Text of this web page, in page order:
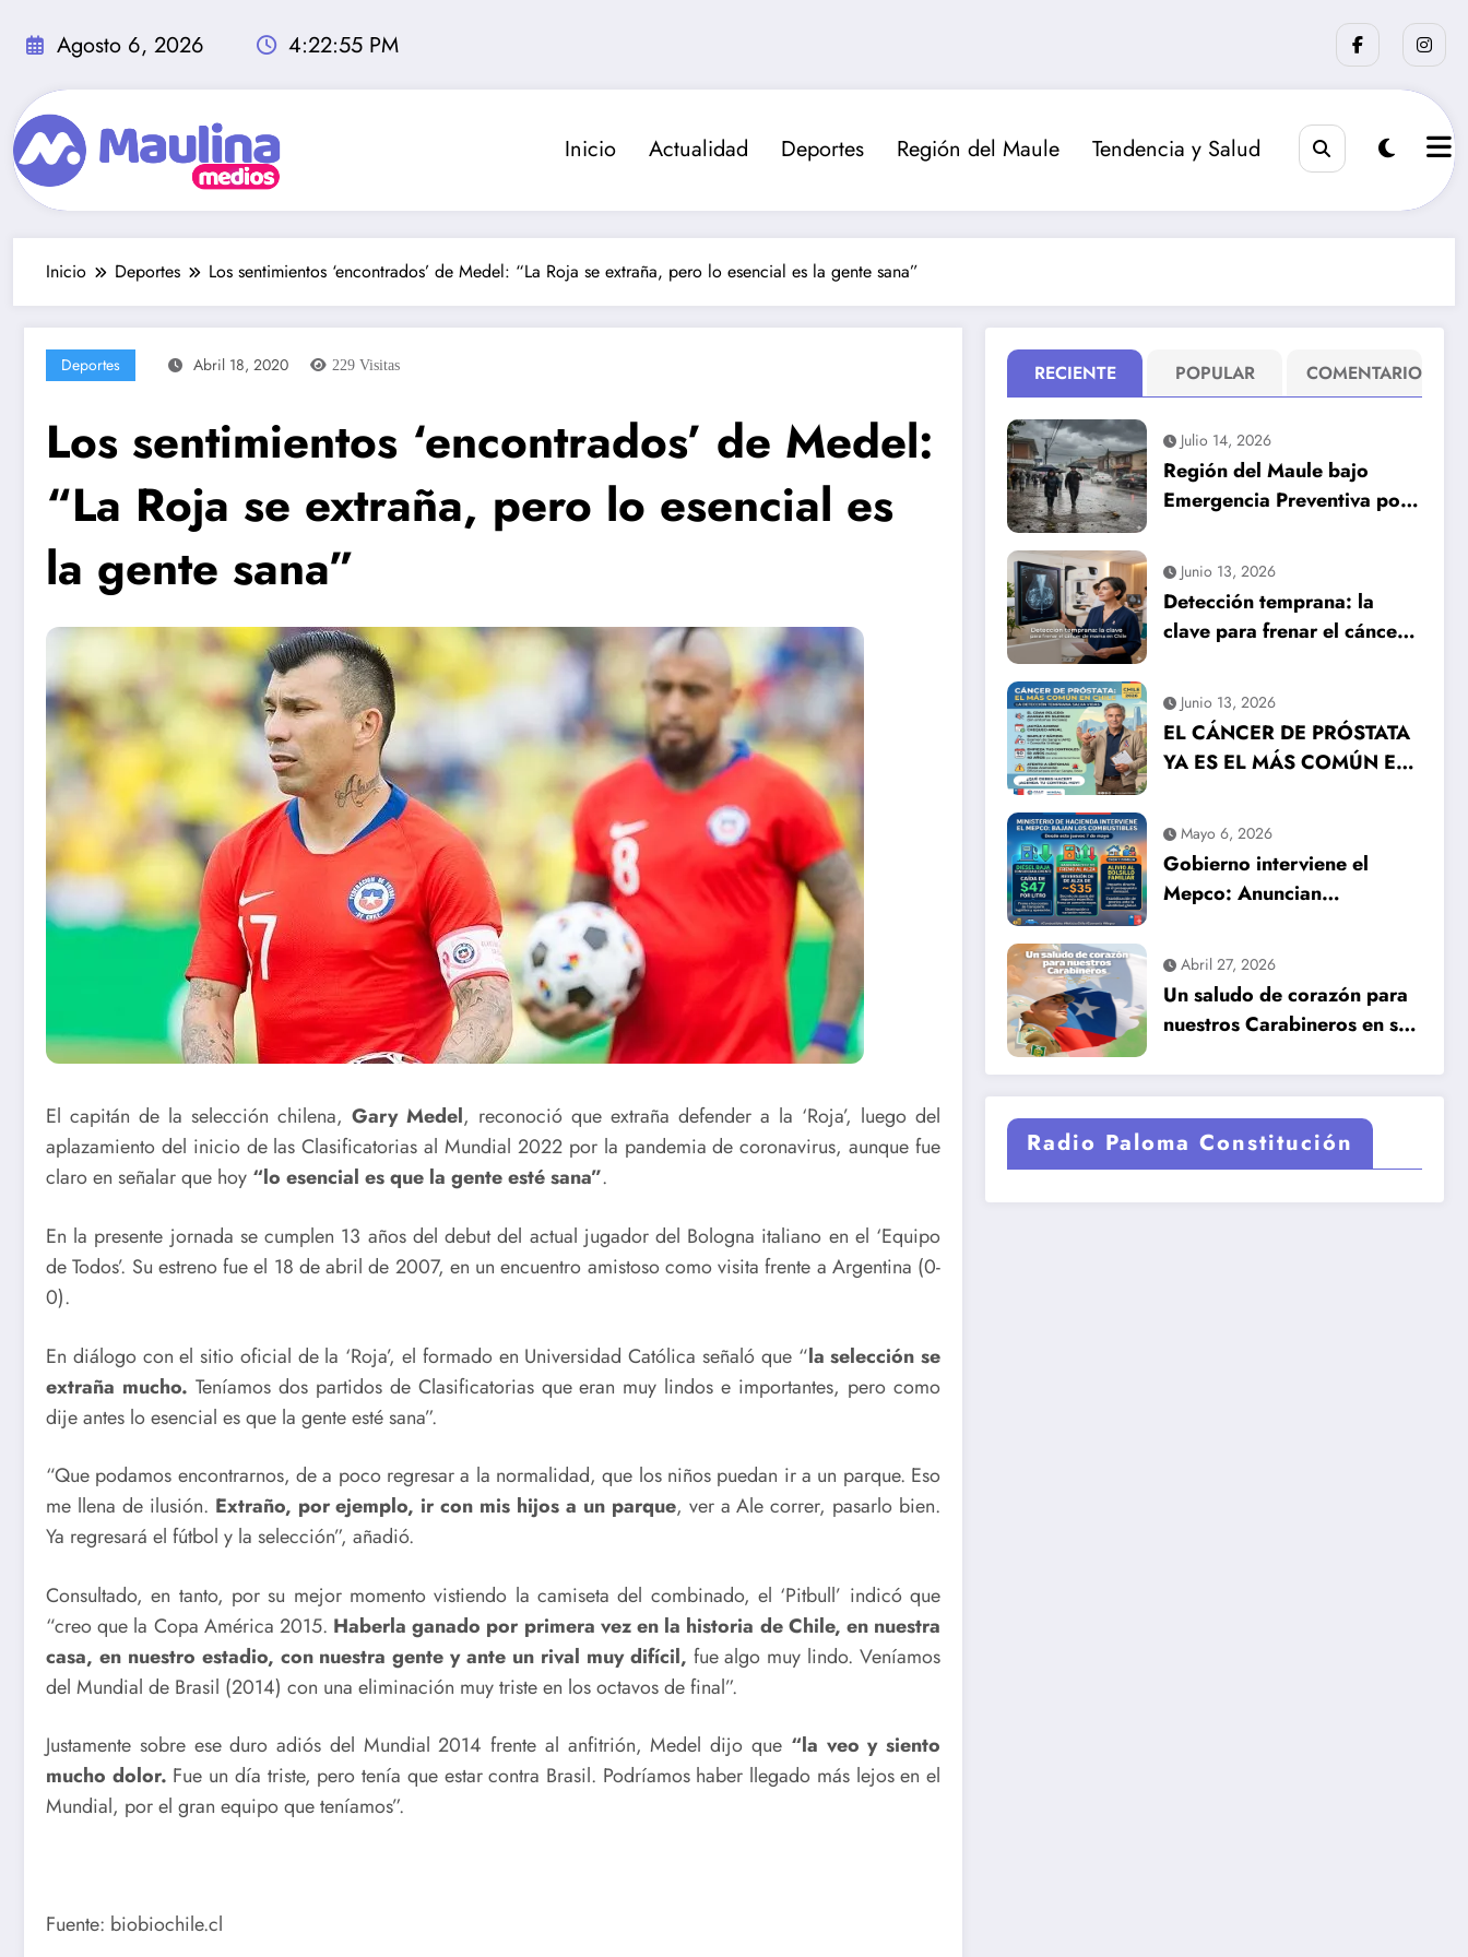
Agosto 6, 2026 4:22:56 PM
Inicio Actualidad Deportes Región del Maule Tendencia y Salud
Inicio Deportes Los sentimientos ‘encontrados’ de Medel: “La Roja se extraña, pero lo esencial es la gente sana”
Deportes Abril 18, 2020 229 Visitas
Los sentimientos ‘encontrados’ de Medel:
“La Roja se extraña, pero lo esencial es
la gente sana”
El capitán de la selección chilena,Gary Medel, reconoció que extraña defender a la ‘Roja’, luego del
aplazamiento del inicio de las Clasificatorias al Mundial 2022 por la pandemia de coronavirus, aunque fue
claro en señalar que hoy “lo esencial es que la gente esté sana”.
En la presente jornada se cumplen 13 años del debut del actual jugador del Bologna italiano en el ‘Equipo
de Todos’. Su estreno fue el 18 de abril de 2007, en un encuentro amistoso como visita frente a Argentina (0-
0).
En diálogo con el sitio oficial de la ‘Roja’, el formado en Universidad Católica señaló que “la selección se
extraña mucho. Teníamos dos partidos de Clasificatorias que eran muy lindos e importantes, pero como
dije antes lo esencial es que la gente esté sana”.
“Que podamos encontrarnos, de a poco regresar a la normalidad, que los niños puedan ir a un parque. Eso
me llena de ilusión. Extraño, por ejemplo, ir con mis hijos a un parque, ver a Ale correr, pasarlo bien.
Ya regresará el fútbol y la selección”, añadió.
Consultado, en tanto, por su mejor momento vistiendo la camiseta del combinado, el ‘Pitbull’ indicó que
“creo que la Copa América 2015. Haberla ganado por primera vez en la historia de Chile, en nuestra
casa, en nuestro estadio, con nuestra gente y ante un rival muy difícil, fue algo muy lindo. Veníamos
del Mundial de Brasil (2014) con una eliminación muy triste en los octavos de final”.
Justamente sobre ese duro adiós del Mundial 2014 frente al anfitrión, Medel dijo que “la veo y siento
mucho dolor. Fue un día triste, pero tenía que estar contra Brasil. Podríamos haber llegado más lejos en el
Mundial, por el gran equipo que teníamos”.
Fuente: biobiochile.cl
RECIENTE POPULAR COMENTARIO
Julio 14, 2026
Región del Maule bajo
Emergencia Preventiva por
histórico
Junio 13, 2026
Detección temprana: la
clave para frenar el cáncer
Junio 13, 2026
EL CÁNCER DE PRÓSTATA
YA ES EL MÁS COMÚN EN
DETECCIÓN TEMPRANA
SALVA VIDAS
Mayo 6, 2026
Gobierno interviene el
Mepco: Anuncian
precio de los combustibles
Abril 27, 2026
Un saludo de corazón para
nuestros Carabineros en su
Radio Paloma Constitución